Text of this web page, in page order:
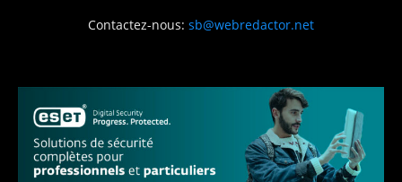
Contactez-nous: sb@webredactor.net